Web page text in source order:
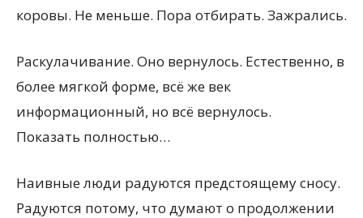
коровы. Не меньше. Пора отбирать. Зажрались.
Раскулачивание. Оно вернулось. Естественно, в
более мягкой форме, всё же век
информационный, но всё вернулось.
Показать полностью…
Наивные люди радуются предстоящему сносу.
Радуются потому, что думают о продолжении